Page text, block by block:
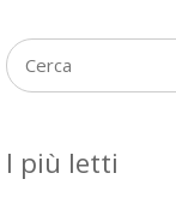
I più letti